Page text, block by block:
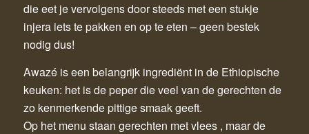
die eet je vervolgens door steeds met een stukje
injera iets te pakken en op te eten – geen bestek
nodig dus!
Awazé is een belangrijk ingrediënt in de Ethiopische
keuken: het is de peper die veel van de gerechten de
zo kenmerkende pittige smaak geeft.
Op het menu staan gerechten met vlees , maar de